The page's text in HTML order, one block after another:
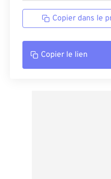
Copier dans le
Copier le lien